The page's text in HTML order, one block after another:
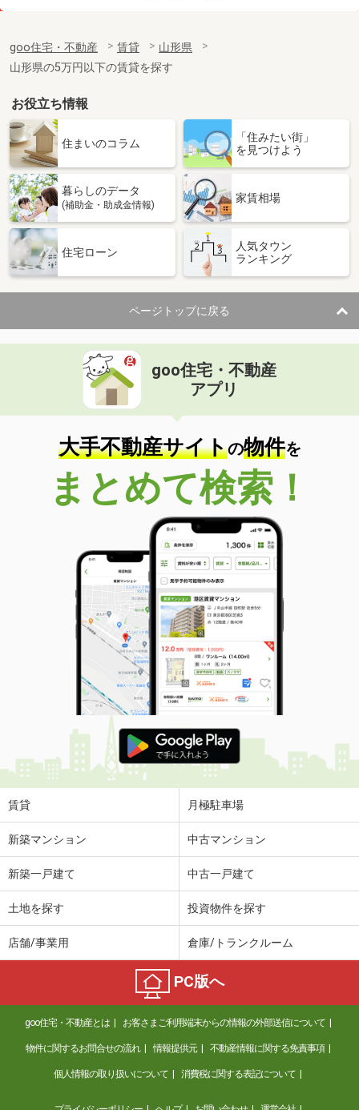
専有面積
23.61m²
間取り
1K
山形県山形市双月町４
価 格
5.70万円
山形県山形市双月町４
専有面積 28.02m²
間取り
山形県山形市花楯１
住 所
山形県山形市花楯１
専有面積 23.18m²
間取り
1K
山形県寒河江市幸田町
価 格
住 所
山形県寒河江市幸田町
専有面積 26.08m²
間取り
1K
山形県山形市前田町
価 格
4万円
山形県山形市前田町
24m²
間取り
1K
山形県鶴岡市道形町
価 格
2.80万円
住 所
山形県鶴岡市道形町
専有面積 25.91m²
間取り
1K
山形県山形市双月町４
価 格
4.40万円
住 所
山形県山形市双月町４
専有面積
山形県天童市糠塚３
4.50万円
山形県天童市糠塚３
4.50万円
住 所
山形県天童市糠塚３
専有面積 22.35m²
間取り
1K
山形県山形市東青田３
goo住宅・不動産 賃貸
山形県
山形県の5万円以下の賃貸を探す
お役立ち情報
住まいのコラム
「住みたい街」
を見つけよう
暮らしのデータ
(補助金・助成金情報)
家賃相場
住宅ローン
人気タウン
ランキング
ページトップに戻る
goo住宅・不動産
アプリ
大手不動産サイトの物件を
まとめて検索！
賃貸 月極駐車場
新築マンション 中古マンション
新築一戸建て 中古一戸建て
土地を探す 投資物件を探す
店舗/事業用 倉庫/トランクルーム
PC版へ
goo住宅・不動産とは お客さまご利用端末からの情報の外部送信について
物件に関するお問合せの流れ 情報提供元 不動産情報に関する免責事項
個人情報の取り扱いについて 消費税に関する表記について